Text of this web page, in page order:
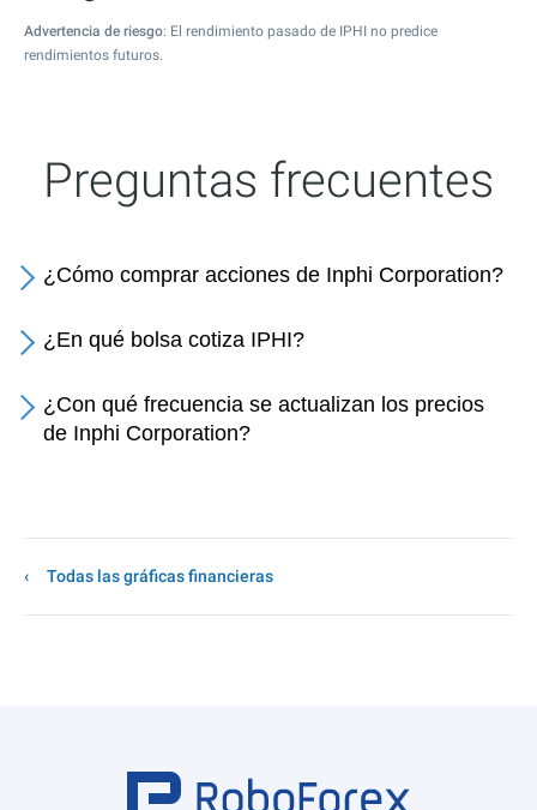
Advertencia de riesgo: El rendimiento pasado de IPHI no predice
rendimientos futuros.
Preguntas frecuentes
¿Cómo comprar acciones de Inphi Corporation?
¿En qué bolsa cotiza IPHI?
¿Con qué frecuencia se actualizan los precios
de Inphi Corporation?
Todas las gráficas financieras